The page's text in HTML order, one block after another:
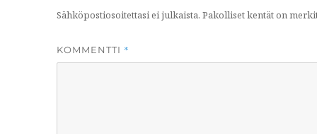
m
Sähköpostiosoitettasi ei julkaista. Pakolliset kentät on
KOMMENTTI *